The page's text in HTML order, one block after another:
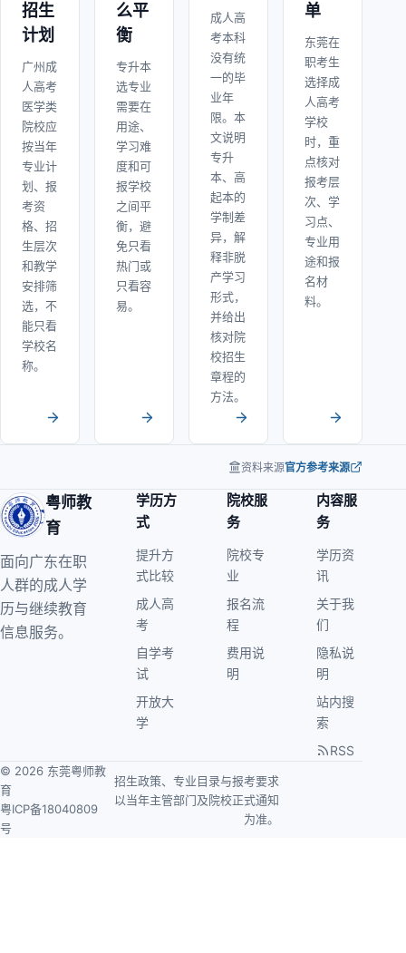
招生
计划
广州成
人高考
医学类
院校应
按当年
专业计
划、报
考资
格、招
生层次
和教学
安排筛
选，不
能只看
学校名
称。
么平
衡
专升本
选专业
需要在
用途、
学习难
度和可
报学校
之间平
衡，避
免只看
热门或
只看容
易。
成人高
考本科
没有统
一的毕
业年
限。本
文说明
专升
本、高
起本的
学制差
异，解
释非脱
产学习
形式，
并给出
核对院
校招生
章程的
方法。
单
东莞在
职考生
选择成
人高考
学校
时，重
点核对
报考层
次、学
习点、
专业用
途和报
名材
料。
资料来源官方参考来源
粤师教
育
面向广东在职
人群的成人学
历与继续教育
信息服务。
学历方
式
提升方
式比较
成人高
考
自学考
试
开放大
学
院校服
务
院校专
业
报名流
程
费用说
明
内容服
务
学历资
讯
关于我
们
隐私说
明
站内搜
索
RSS
© 2026 东莞粤师教
育
粤ICP备18040809
号
招生政策、专业目录与报考要求
以当年主管部门及院校正式通知
为准。